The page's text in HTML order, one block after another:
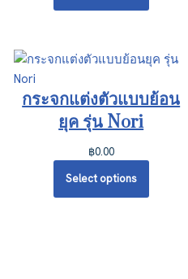
กระจกแต่งตัวแบบย้อน
ยุค รุ่น Nori
฿0.00
Select options